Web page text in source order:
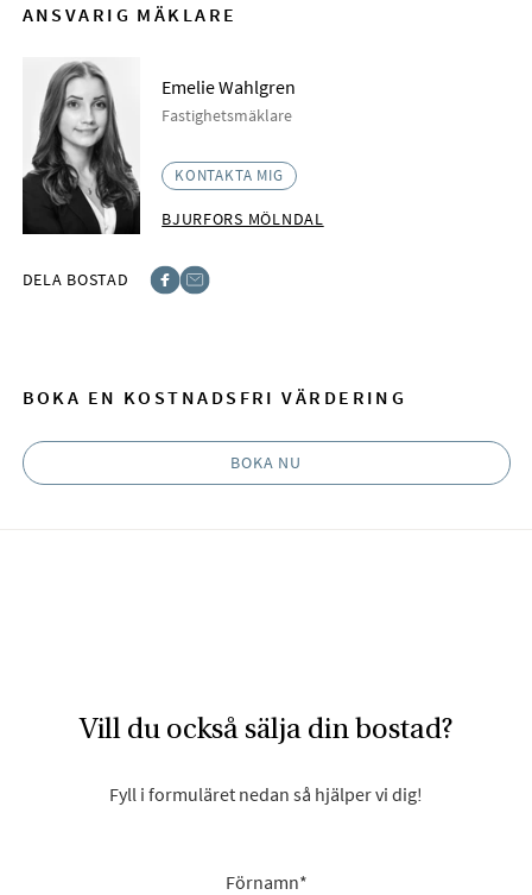
ANSVARIG MÄKLARE
Emelie Wahlgren
Fastighetsmäklare
KONTAKTA MIG
BJURFORS MÖLNDAL
DELA BOSTAD
BOKA EN KOSTNADSFRI VÄRDERING
BOKA NU
Vill du också sälja din bostad?
Fyll i formuläret nedan så hjälper vi dig!
Förnamn*